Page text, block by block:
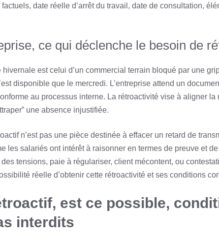
date réelle d’arrêt du travail, date de consultation,
ce qui déclenche le besoin de
est celui d’un commercial terrain bloqué par une
disponible que le mercredi. L’entreprise attend un
au processus interne. La rétroactivité vise à aligner la
une absence injustifiée.
n’est pas une pièce destinée à effacer un retard de
les salariés ont intérêt à raisonner en termes de preuve et
tensions, paie à régulariser, client mécontent, ou
réelle d’obtenir cette rétroactivité et ses conditions
est ce possible,
interdits